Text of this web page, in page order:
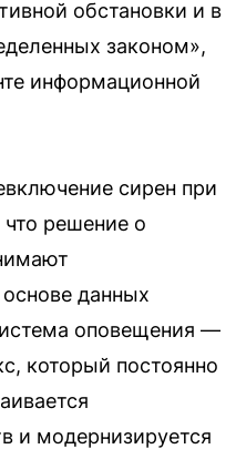
обстановки и в
законом»,
информационной
сирен при
что решение о
данных
оповещения —
который постоянно
и модернизируется